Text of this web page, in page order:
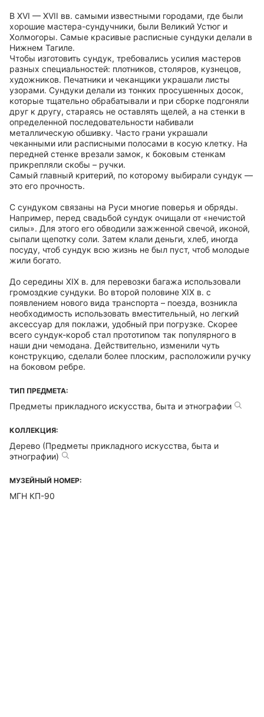
В XVI — XVII вв. самыми известными городами, где были
хорошие мастера-сундучники, были Великий Устюг и
Холмогоры. Самые красивые расписные сундуки делали в
Нижнем Тагиле.
Чтобы изготовить сундук, требовались усилия мастеров
разных специальностей: плотников, столяров, кузнецов,
художников. Печатники и чеканщики украшали листы
узорами. Сундуки делали из тонких просушенных досок,
которые тщательно обрабатывали и при сборке подгоняли
друг к другу, стараясь не оставлять щелей, а на стенки в
определенной последовательности набивали
металлическую обшивку. Часто грани украшали
чеканными или расписными полосами в косую клетку. На
передней стенке врезали замок, к боковым стенкам
прикрепляли скобы – ручки.
Самый главный критерий, по которому выбирали сундук —
это его прочность.
С сундуком связаны на Руси многие поверья и обряды.
Например, перед свадьбой сундук очищали от «нечистой
силы». Для этого его обводили зажженной свечой, иконой,
сыпали щепотку соли. Затем клали деньги, хлеб, иногда
посуду, чтоб сундук всю жизнь не был пуст, чтоб молодые
жили богато.
До середины XIX в. для перевозки багажа использовали
громоздкие сундуки. Во второй половине XIX в. с
появлением нового вида транспорта – поезда, возникла
необходимость использовать вместительный, но легкий
аксессуар для поклажи, удобный при погрузке. Скорее
всего сундук-короб стал прототипом так популярного в
наши дни чемодана. Действительно, изменили чуть
конструкцию, сделали более плоским, расположили ручку
на боковом ребре.
ТИП ПРЕДМЕТА:
Предметы прикладного искусства, быта и этнографии
КОЛЛЕКЦИЯ:
Дерево (Предметы прикладного искусства, быта и
этнографии)
МУЗЕЙНЫЙ НОМЕР:
МГН КП-90